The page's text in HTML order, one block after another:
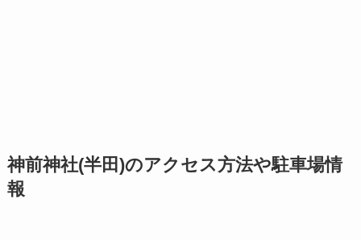
神前神社(半田)のアクセス方法や駐車場情
報